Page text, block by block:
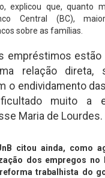
explicou que, quanto
Central (BC),
sobre as famílias.
empréstimos estão
relação direta,
o endividamento
muito a
Maria de Lourdes.
citou ainda, como
dos empregos no
trabalhista do